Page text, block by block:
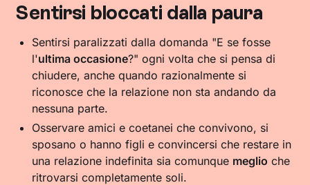
Sentirsi bloccati dalla paura
Sentirsi paralizzati dalla domanda "E se fosse
l'ultima occasione?" ogni volta che si pensa di
chiudere, anche quando razionalmente si
riconosce che la relazione non sta andando da
nessuna parte.
Osservare amici e coetanei che convivono, si
sposano o hanno figli e convincersi che restare in
una relazione indefinita sia comunque meglio che
ritrovarsi completamente soli.